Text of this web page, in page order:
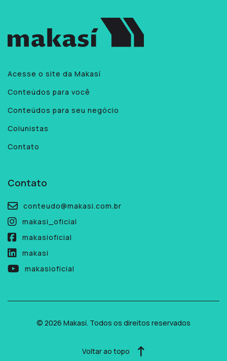
Acesse o site da Makasí
Conteúdos para você
Conteúdos para seu negócio
Colunistas
Contato
Contato
conteudo@makasi.com.br
makasi_oficial
makasioficial
makasi
makasioficial
Voltar ao topo
© 2026 Makasí. Todos os direitos reservados